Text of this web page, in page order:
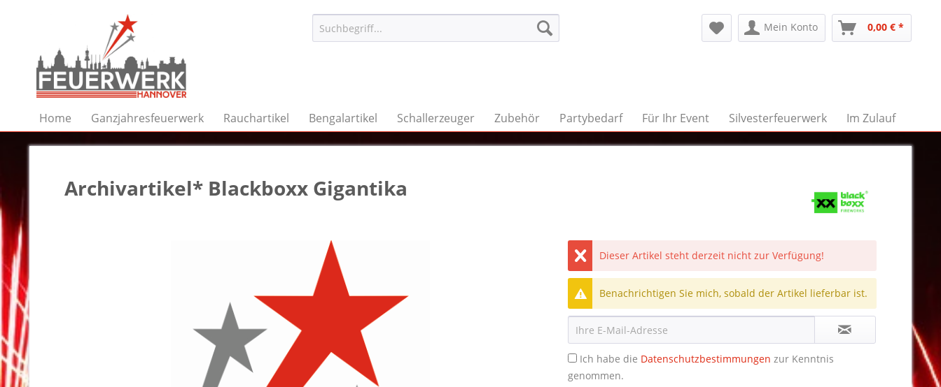
Mein Konto 0,00 € *
Home Ganzjahresfeuerwerk Rauchartikel Bengalartikel Schallerzeuger Zubehör Partybedarf Für Ihr Event Silvesterfeuerwerk Im Zulauf
Archivartikel* Blackboxx Gigantika
Dieser Artikel steht derzeit nicht zur Verfügung!
Benachrichtigen Sie mich, sobald der Artikel lieferbar ist.
Ich habe die Datenschutzbestimmungen zur Kenntnis
genommen.